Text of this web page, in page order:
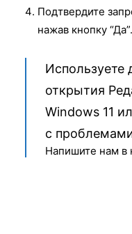
Подтвердите
нажав кнопку “Да”.
Используете
открытия
Windows 11
с
Напишите нам в